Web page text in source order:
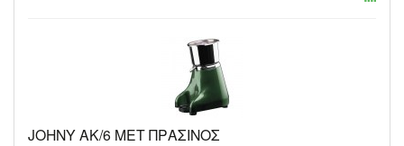
JOHNY AK/6 MET ΠΡΑΣΙΝΟΣ